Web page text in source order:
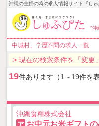
沖縄の主婦の為の求人情報サイト『しゅ
"沖
中城村、学歴不問の求人一覧
> 現在の検索条件を「変更
19件あります（1～19件を表
沖縄食糧株式会社
ア お中元お米ギフト